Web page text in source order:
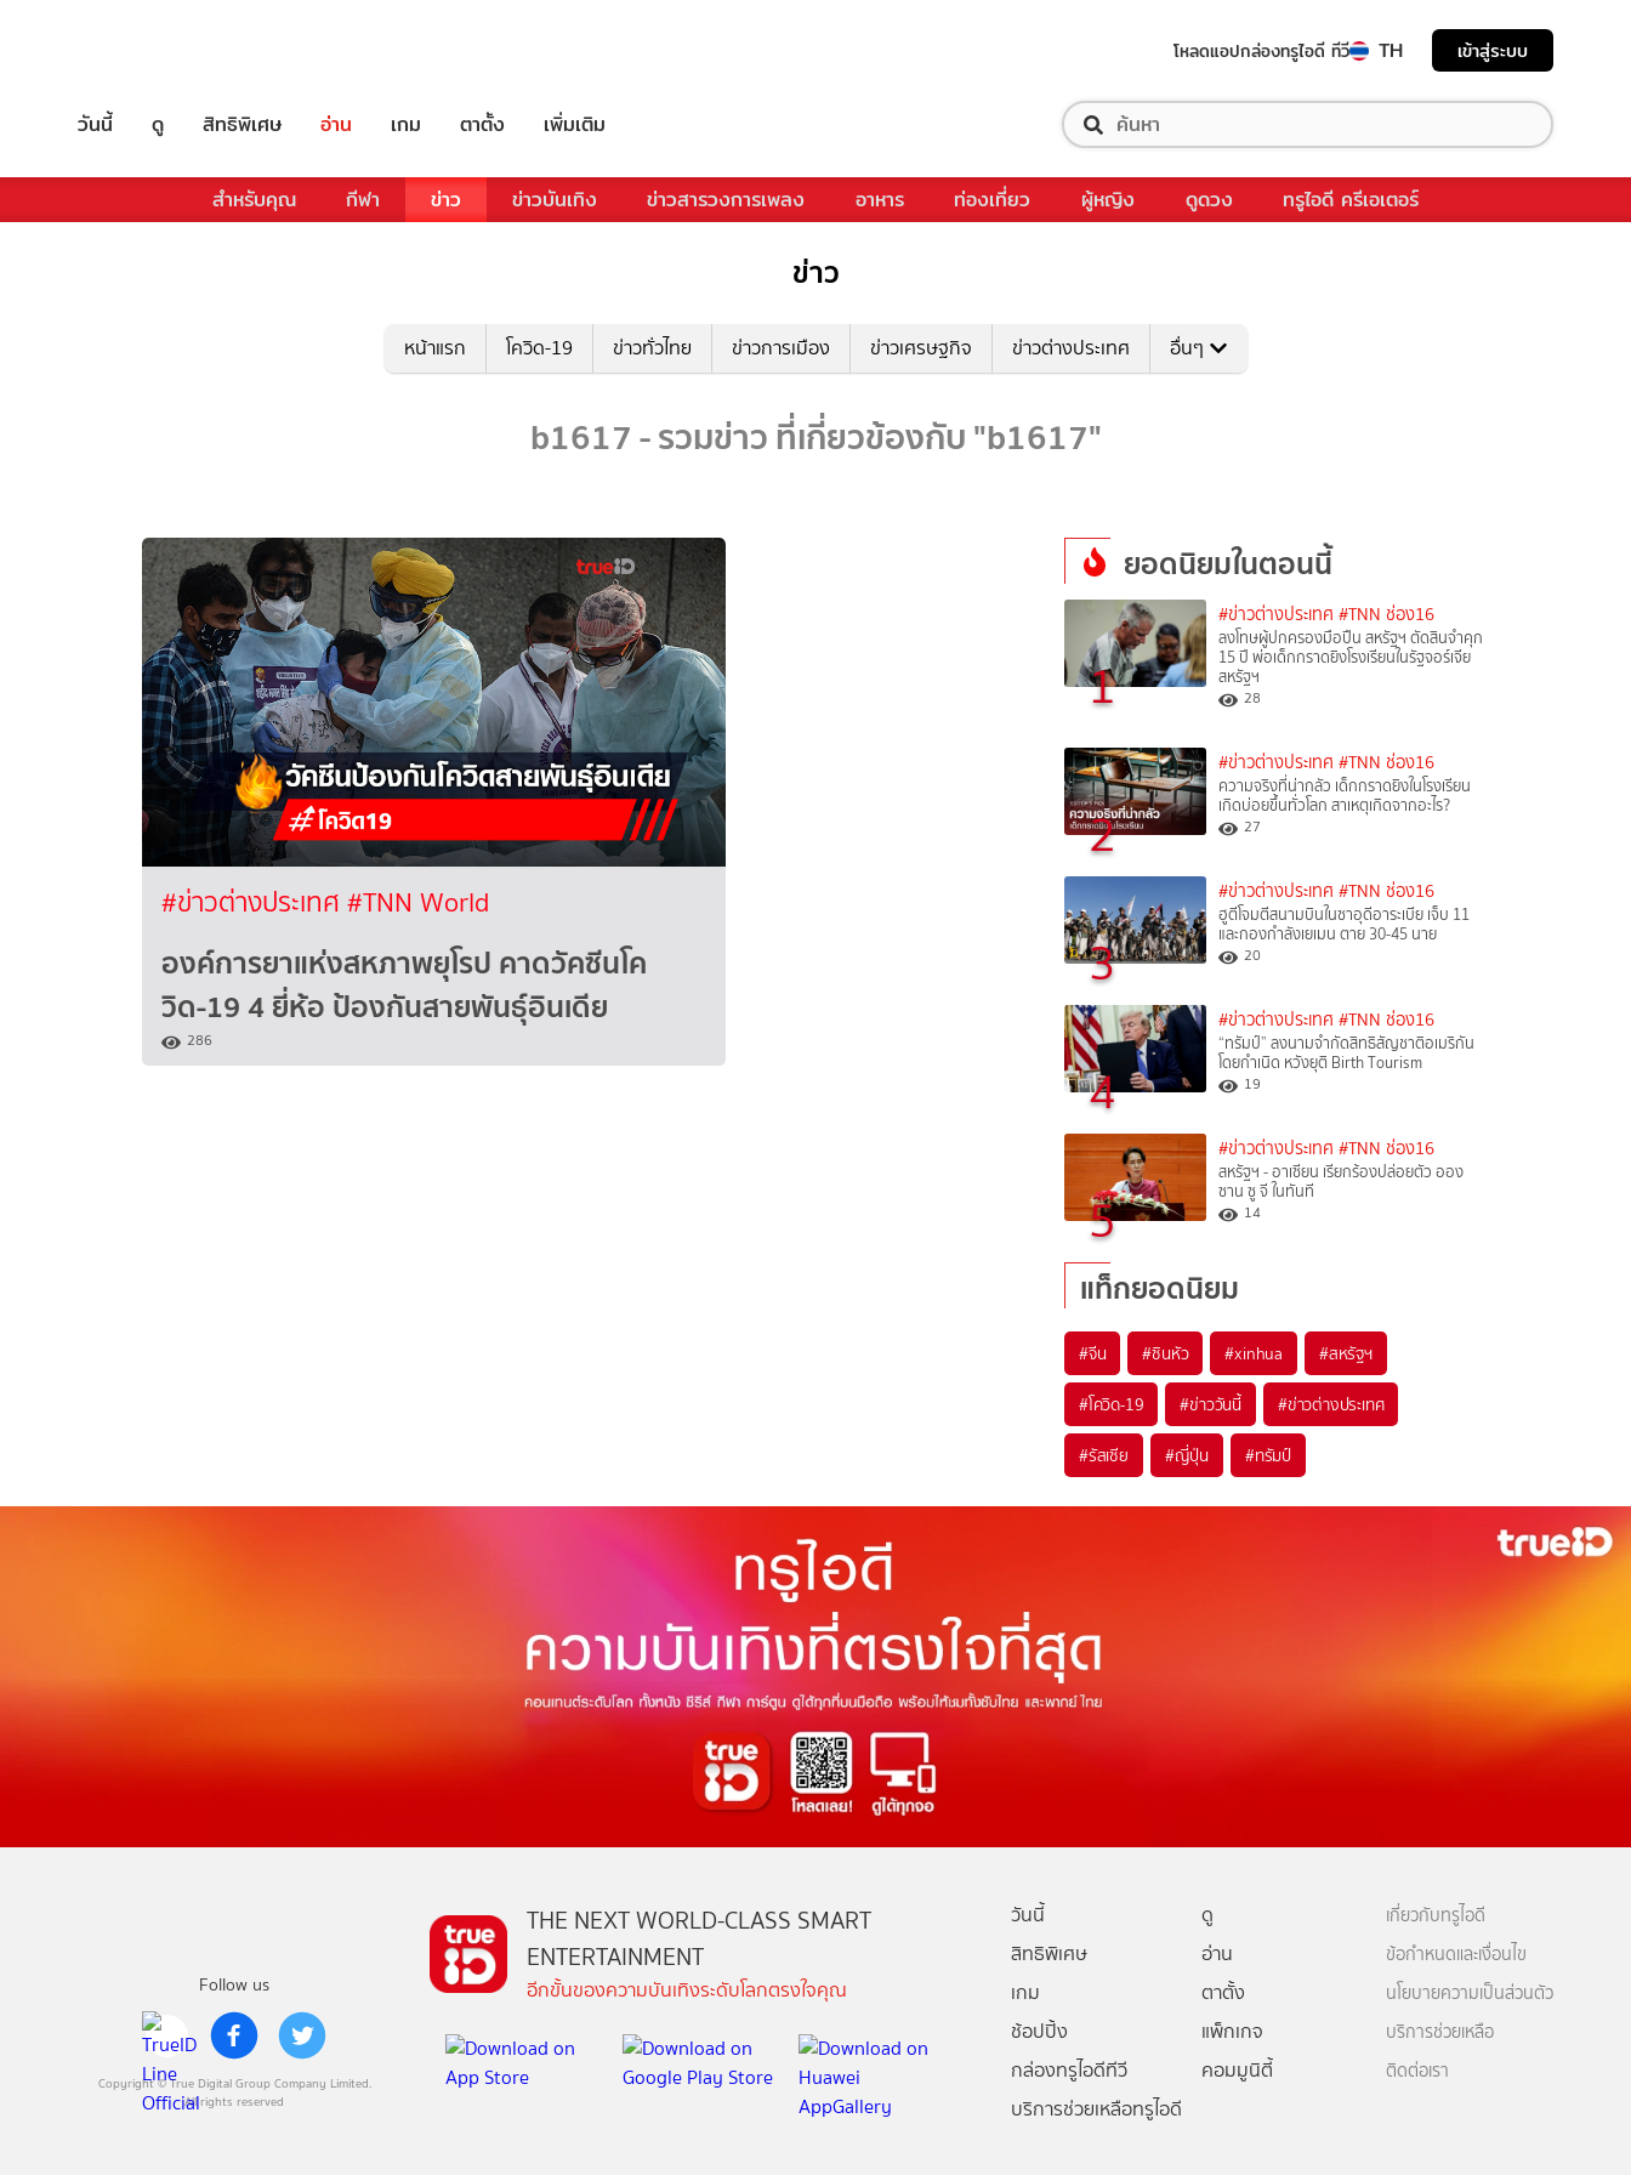
โหลดแอปกล่องทรูไอดี ทีวี TH เข้าสู่ระบบ
วันนี้ ดู สิทธิพิเศษ อ่าน เกม ตาตั้ง เพิ่มเติม
สำหรับคุณ กีฬา ข่าว ข่าวบันเทิง ข่าวสารวงการเพลง อาหาร ท่องเที่ยว ผู้หญิง ดูดวง ทรูไอดี ครีเอเตอร์
ข่าว
หน้าแรก โควิด-19 ข่าวทั่วไทย ข่าวการเมือง ข่าวเศรษฐกิจ ข่าวต่างประเทศ อื่นๆ
b1617 - รวมข่าว ที่เกี่ยวข้องกับ "b1617"
#ข่าวต่างประเทศ #TNN World
องค์การยาแห่งสหภาพยุโรป คาดวัคซีนโค
วิด-19 4 ยี่ห้อ ป้องกันสายพันธุ์อินเดีย
286
ยอดนิยมในตอนนี้
1
#ข่าวต่างประเทศ #TNN ช่อง16
ลงโทษผู้ปกครองมือปืน สหรัฐฯ ตัดสินจำคุก
15 ปี พ่อเด็กกราดยิงโรงเรียนในรัฐจอร์เจีย
สหรัฐฯ
28
2
#ข่าวต่างประเทศ #TNN ช่อง16
ความจริงที่น่ากลัว เด็กกราดยิงในโรงเรียน
เกิดบ่อยขึ้นทั่วโลก สาเหตุเกิดจากอะไร?
27
3
#ข่าวต่างประเทศ #TNN ช่อง16
ฮูตีโจมตีสนามบินในซาอุดีอาระเบีย เจ็บ 11
และกองกำลังเยเมน ตาย 30-45 นาย
20
4
#ข่าวต่างประเทศ #TNN ช่อง16
“ทรัมป์” ลงนามจำกัดสิทธิสัญชาติอเมริกัน
โดยกำเนิด หวังยุติ Birth Tourism
19
5
#ข่าวต่างประเทศ #TNN ช่อง16
สหรัฐฯ - อาเซียน เรียกร้องปล่อยตัว ออง
ซาน ซู จี ในทันที
14
แท็กยอดนิยม
#จีน #ซินหัว #xinhua #สหรัฐฯ
#โควิด-19 #ข่าววันนี้ #ข่าวต่างประเทศ
#รัสเซีย #ญี่ปุ่น #ทรัมป์
Follow us
Copyright © True Digital Group Company Limited.
All rights reserved
THE NEXT WORLD-CLASS SMART
ENTERTAINMENT
อีกขั้นของความบันเทิงระดับโลกตรงใจคุณ
วันนี้
ดู
สิทธิพิเศษ
อ่าน
เกม
ตาตั้ง
ช้อปปิ้ง
แพ็กเกจ
กล่องทรูไอดีทีวี
คอมมูนิตี้
บริการช่วยเหลือทรูไอดี
เกี่ยวกับทรูไอดี
ข้อกำหนดและเงื่อนไข
นโยบายความเป็นส่วนตัว
บริการช่วยเหลือ
ติดต่อเรา